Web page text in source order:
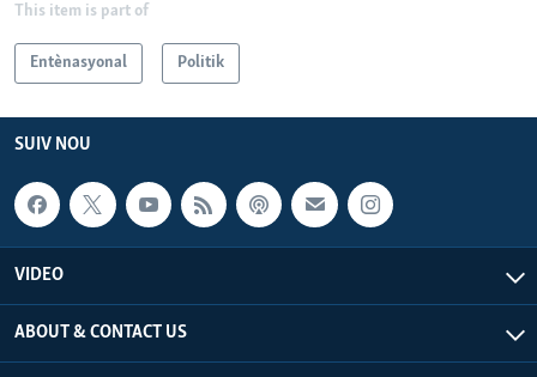
This item is part of
Entènasyonal Politik
SUIV NOU
VIDEO
ABOUT & CONTACT US